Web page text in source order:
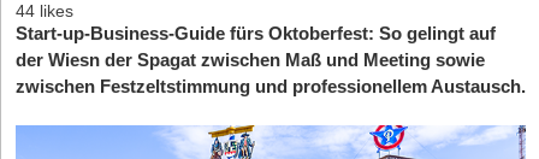
44 likes
Start-up-Business-Guide fürs Oktoberfest: So gelingt auf
der Wiesn der Spagat zwischen Maß und Meeting sowie
zwischen Festzeltstimmung und professionellem Austausch.